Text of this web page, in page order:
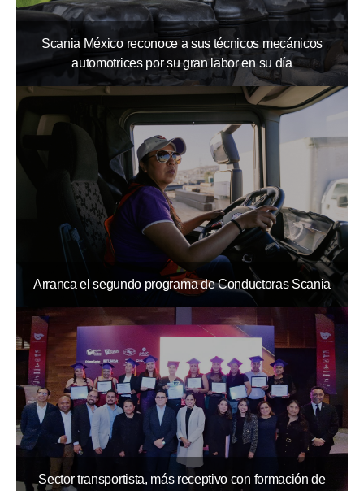
Scania México reconoce a sus técnicos mecánicos
automotrices por su gran labor en su día
Arranca el segundo programa de Conductoras Scania
Sector transportista, más receptivo con formación de